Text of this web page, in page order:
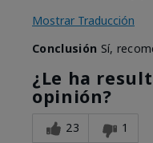
Mostrar Traducción
Conclusión Sí,
¿Le ha
opinión?
23 1